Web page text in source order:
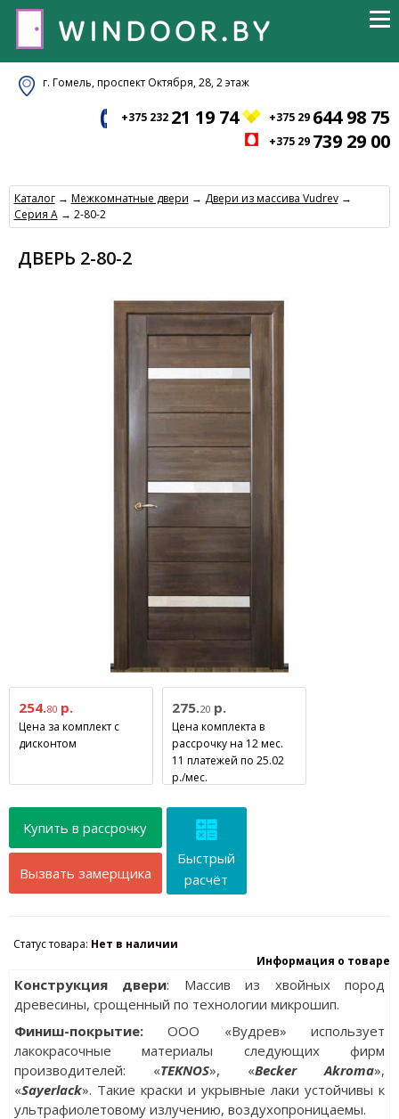
г. Гомель, проспект Октября, 28, 2 этаж
+375 232 21 19 74 +375 29 644 98 75
+375 29 739 29 00
Каталог→ Межкомнатные двери → Двери из массива Vudrev→
Серия А→ 2-80-2
ДВЕРЬ 2-80-2
254.80р.
Цена за комплект с
дисконтом
275.20р.
Цена комплекта в
рассрочку на 12 мес.
11 платежей по 25.02
р./мес.
Купить в рассрочку
Вызвать замерщика
Быстрый
расчёт
Статус товара: Нет в наличии
Информация о товаре
Конструкция двери: Массив из хвойных пород
древесины, срощенный по технологии микрошип.
Финиш-покрытие:ООО «Вудрев» использует
лакокрасочные материалы следующих фирм
производителей: «TEKNOS», «Becker Akroma»,
«Sayerlack». Такие краски и укрывные лаки устойчивы к
ультрафиолетовому излучению, воздухопроницаемы.